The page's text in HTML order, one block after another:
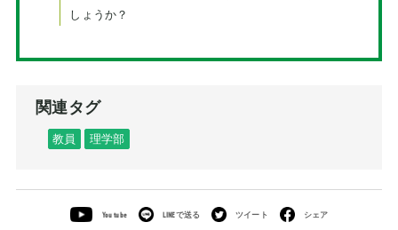
しょうか？
関連タグ
教員 理学部
You tube LINEで送る ツイート シェア